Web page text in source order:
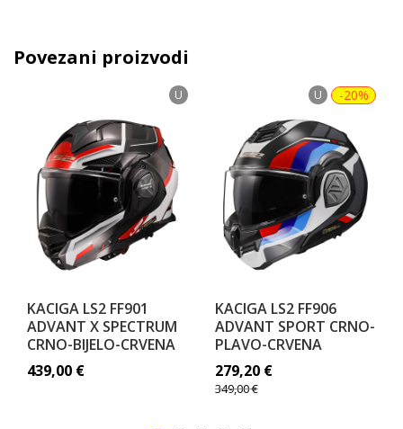
Povezani proizvodi
U
KACIGA LS2 FF901
ADVANT X SPECTRUM
CRNO-BIJELO-CRVENA
439,00 €
U -20%
KACIGA LS2 FF906
ADVANT SPORT CRNO-
PLAVO-CRVENA
279,20 €
349,00€